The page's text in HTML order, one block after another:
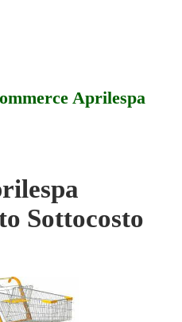
Aprilespa
Ecommerce
Ecommerce
Sottocosto